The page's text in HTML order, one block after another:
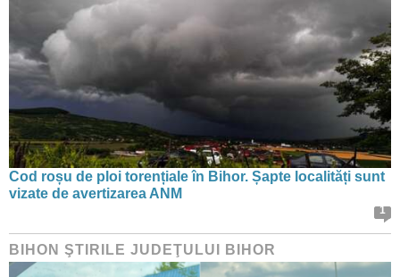
Cod roșu de ploi torențiale în Bihor. Șapte localități sunt
vizate de avertizarea ANM
1
BIHON ŞTIRILE JUDEŢULUI BIHOR